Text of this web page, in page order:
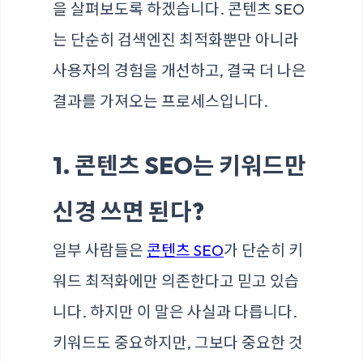
을 살펴보도록 하겠습니다. 콘텐츠 SEO
는 단순히 검색엔진 최적화뿐만 아니라
사용자의 경험을 개선하고, 결국 더 나은
결과를 가져오는 프로세스입니다.
1. 콘텐츠 SEO는 키워드만
신경 쓰면 된다?
일부 사람들은 콘텐츠 SEO가 단순히 키
워드 최적화에만 의존한다고 믿고 있습
니다. 하지만 이 말은 사실과 다릅니다.
키워드도 중요하지만, 그보다 중요한 것